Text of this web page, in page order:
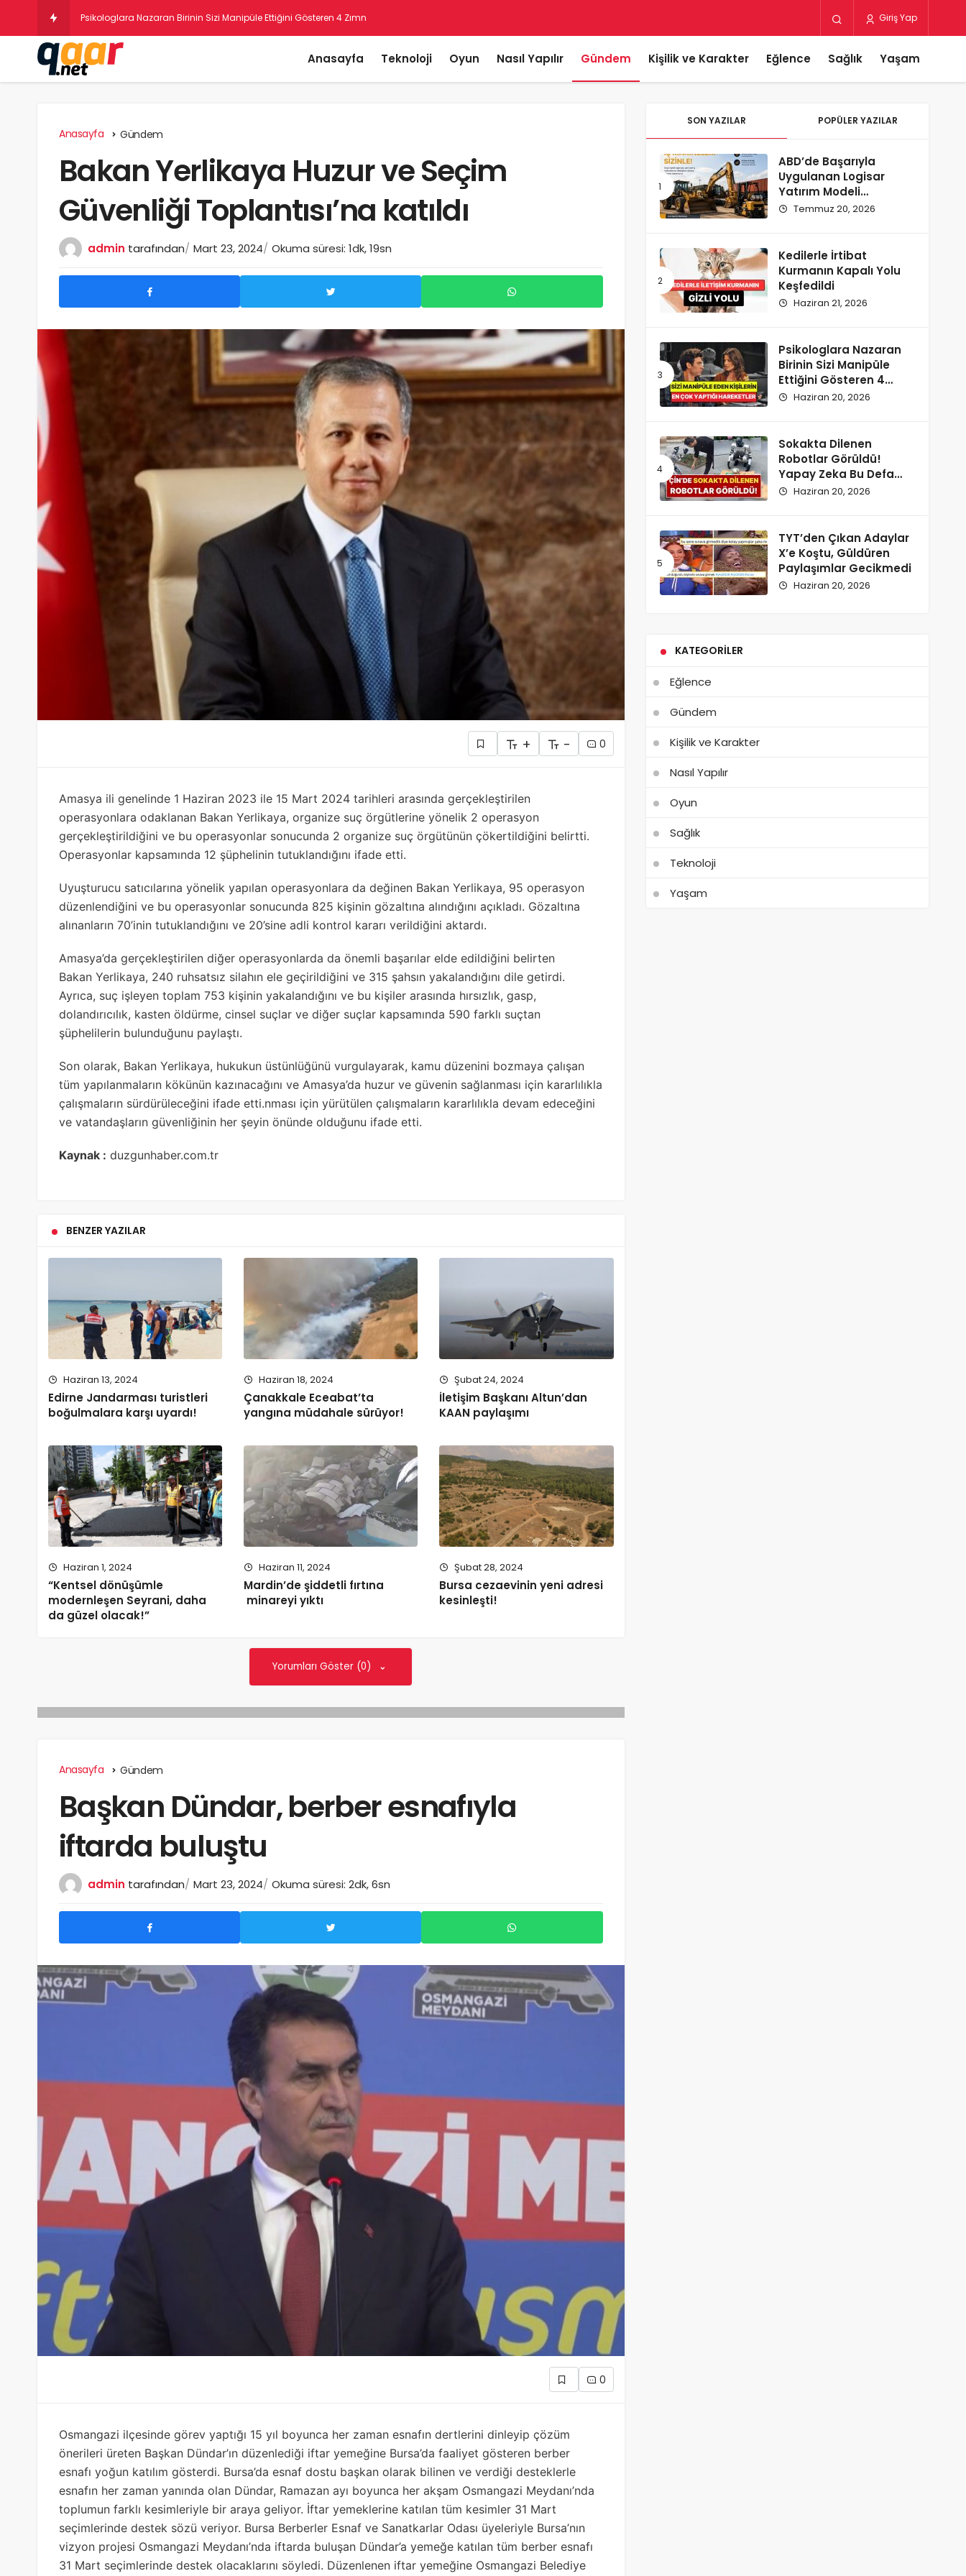
Psikologlara Nazaran Birinin Sizi Manipüle Ettiğini Gösteren 4 Zımnî İşaret Giriş Yap
Anasayfa Teknoloji Oyun Nasıl Yapılır Gündem Kişilik ve Karakter Eğlence Sağlık Yaşam
Anasayfa Gündem
Bakan Yerlikaya Huzur ve Seçim
Güvenliği Toplantısı’na katıldı
admin tarafından Mart 23, 2024 Okuma süresi: 1dk, 19sn
+ - 0
Amasya ili genelinde 1 Haziran 2023 ile 15 Mart 2024 tarihleri arasında gerçekleştirilen
operasyonlara odaklanan Bakan Yerlikaya, organize suç örgütlerine yönelik 2 operasyon
gerçekleştirildiğini ve bu operasyonlar sonucunda 2 organize suç örgütünün çökertildiğini belirtti.
Operasyonlar kapsamında 12 şüphelinin tutuklandığını ifade etti.
Uyuşturucu satıcılarına yönelik yapılan operasyonlara da değinen Bakan Yerlikaya, 95 operasyon
düzenlendiğini ve bu operasyonlar sonucunda 825 kişinin gözaltına alındığını açıkladı. Gözaltına
alınanların 70’inin tutuklandığını ve 20’sine adli kontrol kararı verildiğini aktardı.
Amasya’da gerçekleştirilen diğer operasyonlarda da önemli başarılar elde edildiğini belirten
Bakan Yerlikaya, 240 ruhsatsız silahın ele geçirildiğini ve 315 şahsın yakalandığını dile getirdi.
Ayrıca, suç işleyen toplam 753 kişinin yakalandığını ve bu kişiler arasında hırsızlık, gasp,
dolandırıcılık, kasten öldürme, cinsel suçlar ve diğer suçlar kapsamında 590 farklı suçtan
şüphelilerin bulunduğunu paylaştı.
Son olarak, Bakan Yerlikaya, hukukun üstünlüğünü vurgulayarak, kamu düzenini bozmaya çalışan
tüm yapılanmaların kökünün kazınacağını ve Amasya’da huzur ve güvenin sağlanması için kararlılıkla
çalışmaların sürdürüleceğini ifade etti.nması için yürütülen çalışmaların kararlılıkla devam edeceğini
ve vatandaşların güvenliğinin her şeyin önünde olduğunu ifade etti.
Kaynak : duzgunhaber.com.tr
BENZER YAZILAR
Haziran 13, 2024
Edirne Jandarması turistleri
boğulmalara karşı uyardı!
Haziran 18, 2024
Çanakkale Eceabat’ta
yangına müdahale sürüyor!
Şubat 24, 2024
İletişim Başkanı Altun’dan
KAAN paylaşımı
Haziran 1, 2024
“Kentsel dönüşümle
modernleşen Seyrani, daha
da güzel olacak!”
Haziran 11, 2024
Mardin’de şiddetli fırtına
minareyi yıktı
Şubat 28, 2024
Bursa cezaevinin yeni adresi
kesinleşti!
Yorumları Göster (0)
Anasayfa Gündem
Başkan Dündar, berber esnafıyla
iftarda buluştu
admin tarafından Mart 23, 2024 Okuma süresi: 2dk, 6sn
0
Osmangazi ilçesinde görev yaptığı 15 yıl boyunca her zaman esnafın dertlerini dinleyip çözüm
önerileri üreten Başkan Dündar’ın düzenlediği iftar yemeğine Bursa’da faaliyet gösteren berber
esnafı yoğun katılım gösterdi. Bursa’da esnaf dostu başkan olarak bilinen ve verdiği desteklerle
esnafın her zaman yanında olan Dündar, Ramazan ayı boyunca her akşam Osmangazi Meydanı’nda
toplumun farklı kesimleriyle bir araya geliyor. İftar yemeklerine katılan tüm kesimler 31 Mart
seçimlerinde destek sözü veriyor. Bursa Berberler Esnaf ve Sanatkarlar Odası üyeleriyle Bursa’nın
vizyon projesi Osmangazi Meydanı’nda iftarda buluşan Dündar’a yemeğe katılan tüm berber esnafı
31 Mart seçimlerinde destek olacaklarını söyledi. Düzenlenen iftar yemeğine Osmangazi Belediye
SON YAZILAR POPÜLER YAZILAR
ABD’de Başarıyla
Uygulanan Logisar
Yatırım Modeli
Türkiye’ye Geliyor
Temmuz 20, 2026
Kedilerle İrtibat
Kurmanın Kapalı Yolu
Keşfedildi
Haziran 21, 2026
Psikologlara Nazaran
Birinin Sizi Manipüle
Ettiğini Gösteren 4
Zımnî İşaret
Haziran 20, 2026
Sokakta Dilenen
Robotlar Görüldü!
Yapay Zeka Bu Defa
Kaldırıma İndi
Haziran 20, 2026
TYT’den Çıkan Adaylar
X’e Koştu, Güldüren
Paylaşımlar Gecikmedi
Haziran 20, 2026
KATEGORILER
Eğlence
Gündem
Kişilik ve Karakter
Nasıl Yapılır
Oyun
Sağlık
Teknoloji
Yaşam